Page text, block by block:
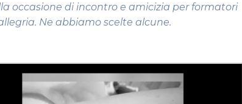
occasione di incontro e amicizia per formatori
Ne abbiamo scelte alcune.